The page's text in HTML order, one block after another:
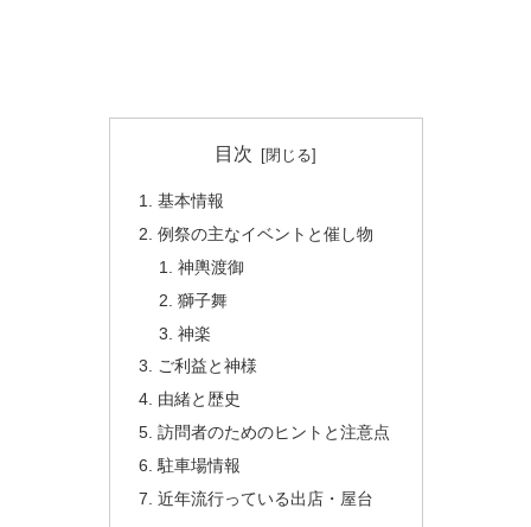
目次
基本情報
例祭の主なイベントと催し物
神輿渡御
獅子舞
神楽
ご利益と神様
由緒と歴史
訪問者のためのヒントと注意点
駐車場情報
近年流行っている出店・屋台